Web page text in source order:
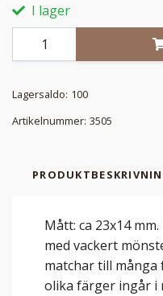
I lager
Lagersaldo: 100
Artikelnummer: 3505
Mått: ca 23x14
med vackert
matchar till
olika färger ingår i